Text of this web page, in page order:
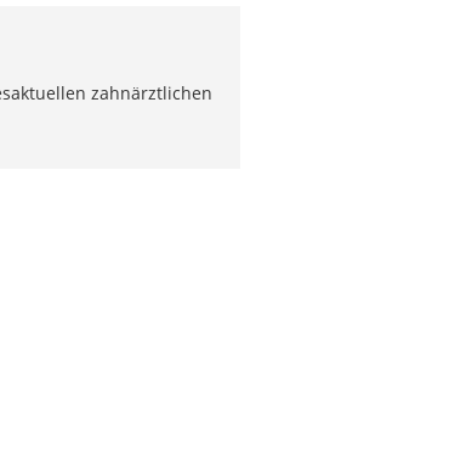
zahnärztlichen